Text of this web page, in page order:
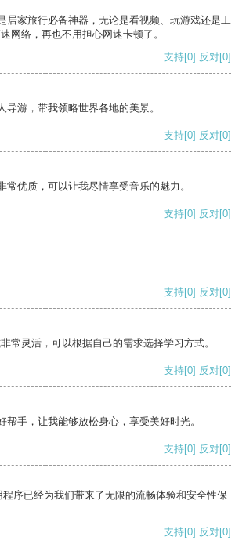
居家旅行必备神器，无论是看视频、玩游戏还是工
网络，再也不用担心网速卡顿了。
支持[0] 反对[0]
导游，带我领略世界各地的美景。
支持[0] 反对[0]
常优质，可以让我尽情享受音乐的魅力。
支持[0] 反对[0]
支持[0] 反对[0]
常灵活，可以根据自己的需求选择学习方式。
支持[0] 反对[0]
帮手，让我能够放松身心，享受美好时光。
支持[0] 反对[0]
序已经为我们带来了无限的流畅体验和安全性保
支持[0] 反对[0]